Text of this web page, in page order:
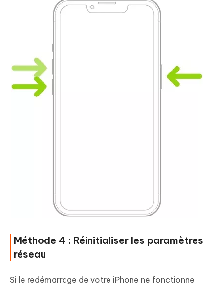
Méthode 4 : Réinitialiser les paramètres
réseau
Si le redémarrage de votre iPhone ne fonctionne